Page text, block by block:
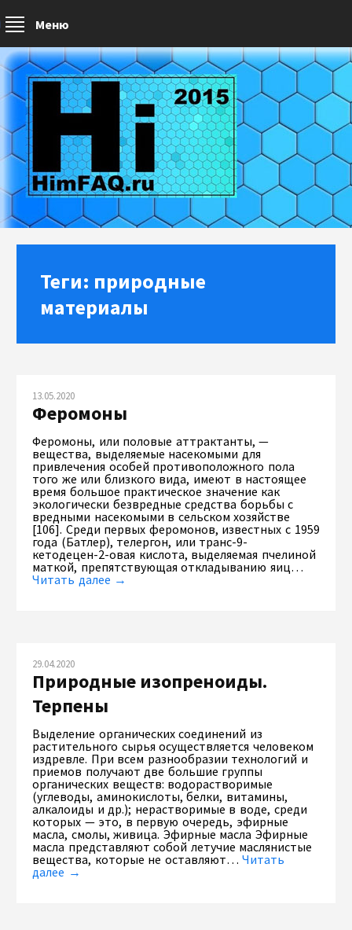
Меню
Теги: природные
материалы
13.05.2020
Феромоны
Феромоны, или половые аттрактанты, —
вещества, выделяемые насекомыми для
привлечения особей противоположного пола
того же или близкого вида, имеют в настоящее
время большое практическое значение как
экологически безвредные средства борьбы с
вредными насекомыми в сельском хозяйстве
[106]. Среди первых феромонов, известных с 1959
года (Батлер), телергон, или транс-9-
кетодецен-2-овая кислота, выделяемая пчелиной
маткой, препятствующая откладыванию яиц…
Читать далее →
29.04.2020
Природные изопреноиды.
Терпены
Выделение органических соединений из
растительного сырья осуществляется человеком
издревле. При всем разнообразии технологий и
приемов получают две большие группы
органических веществ: водорастворимые
(углеводы, аминокислоты, белки, витамины,
алкалоиды и др.); нерастворимые в воде, среди
которых — это, в первую очередь, эфирные
масла, смолы, живица. Эфирные масла Эфирные
масла представляют собой летучие маслянистые
вещества, которые не оставляют…Читать
далее →